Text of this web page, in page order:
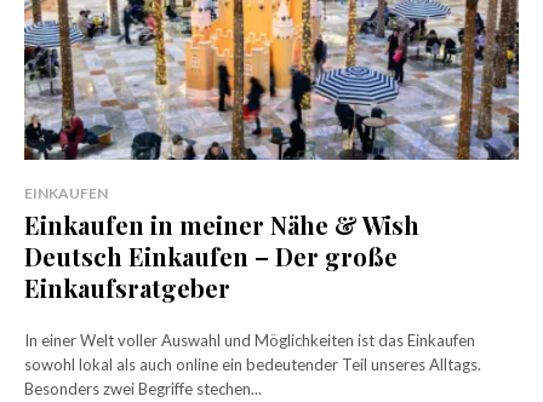
EINKAUFEN
Einkaufen in meiner Nähe & Wish
Deutsch Einkaufen – Der große
Einkaufsratgeber
In einer Welt voller Auswahl und Möglichkeiten ist das Einkaufen
sowohl lokal als auch online ein bedeutender Teil unseres Alltags.
Besonders zwei Begriffe stechen...